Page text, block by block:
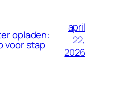
opladen:
voor stap
april
22,
2026